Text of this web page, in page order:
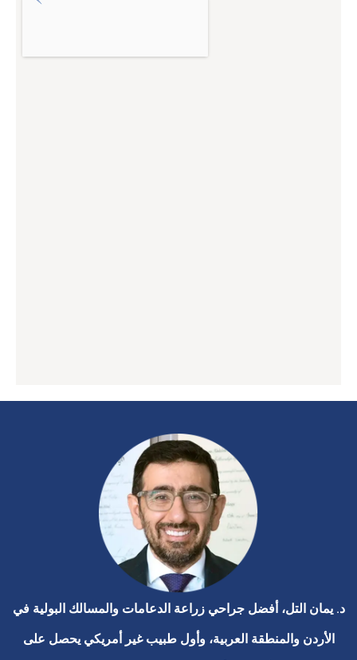
د. يمان التل، أفضل جراحي زراعة الدعامات والمسالك البولية في
الأردن والمنطقة العربية، وأول طبيب غير أمريكي يحصل على